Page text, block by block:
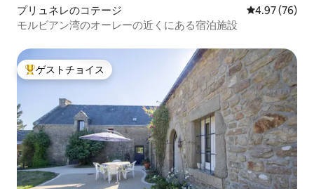
プリュネレのコテージ レビュー76
4.97 (76)
モルビアン湾のオーレーの近くにある宿泊施設
大好評のゲストチョイスです。
ゲストチョイス